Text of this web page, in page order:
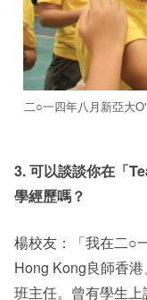
二○一四年八月新亞大
3. 可以談談你在「
學經歷嗎？
楊校友：「我在二○
Hong Kong良師香
班主任。曾有學生